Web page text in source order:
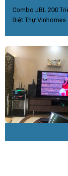
Combo JBL 200
Biệt Thự Vinhomes